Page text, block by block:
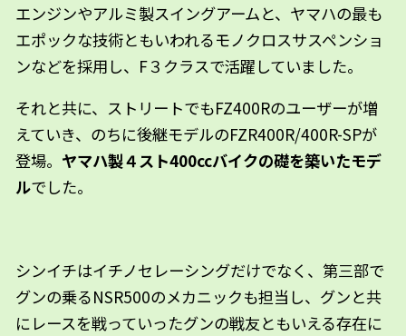
エンジンやアルミ製スイングアームと、ヤマハの最も
エポックな技術ともいわれるモノクロスサスペンショ
ンなどを採用し、F３クラスで活躍していました。
それと共に、ストリートでもFZ400Rのユーザーが増
えていき、のちに後継モデルのFZR400R/400R-SPが
登場。 ヤマハ製４スト400ccバイクの礎を築いたモデ
ルでした。
シンイチはイチノセレーシングだけでなく、第三部で
グンの乗るNSR500のメカニックも担当し、グンと共
にレースを戦っていったグンの戦友ともいえる存在に